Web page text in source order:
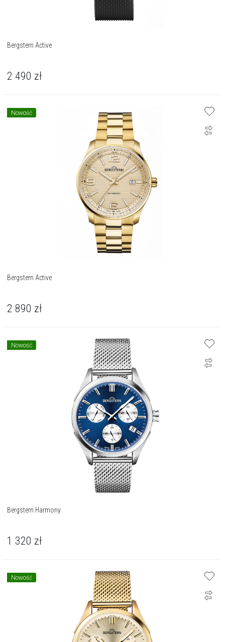
Bergstern Active
2 490 zł
Nowość
Bergstern Active
2 890 zł
Nowość
Bergstern Harmony
1 320 zł
Nowość